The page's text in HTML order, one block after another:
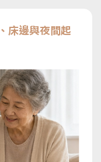
床邊與夜間起